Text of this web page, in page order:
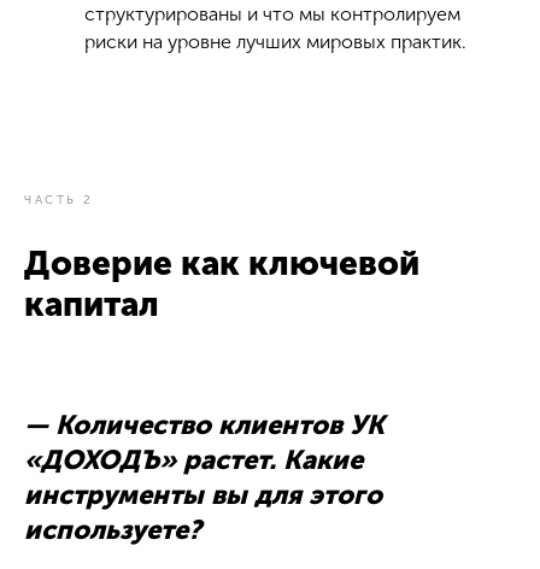
структурированы и что мы контролируем
риски на уровне лучших мировых практик.
ЧАСТЬ 2
Доверие как ключевой
капитал
— Количество клиентов УК
«ДОХОДЪ» растет. Какие
инструменты вы для этого
используете?